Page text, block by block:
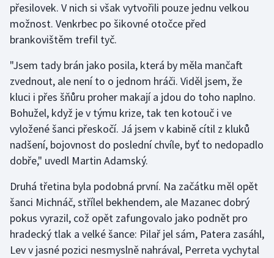
Moderní pětiboj
Motorsport
Olympijské hry
Parasport
Plavání
Plážový volejbal
Ragby
Rychlobruslení
Rychlostní kanoistika
přesilovek. V nich si však vytvořili pouze jednu velkou
možnost. Venkrbec po šikovné otočce před
brankovištěm trefil tyč.
"Jsem tady brán jako posila, která by měla mančaft
zvednout, ale není to o jednom hráči. Viděl jsem, že
kluci i přes šňůru proher makají a jdou do toho naplno.
Bohužel, když je v týmu krize, tak ten kotouč i ve
vyložené šanci přeskočí. Já jsem v kabině cítil z kluků
nadšení, bojovnost do poslední chvíle, byť to nedopadlo
dobře," uvedl Martin Adamský.
Druhá třetina byla podobná první. Na začátku měl opět
šanci Michnáč, střílel bekhendem, ale Mazanec dobrý
pokus vyrazil, což opět zafungovalo jako podnět pro
hradecký tlak a velké šance: Pilař jel sám, Patera zasáhl,
Lev v jasné pozici nesmyslně nahrával, Perreta vychytal